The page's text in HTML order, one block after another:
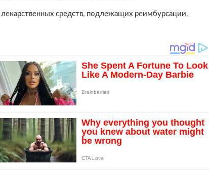
средств, подлежащих реимбурсации,